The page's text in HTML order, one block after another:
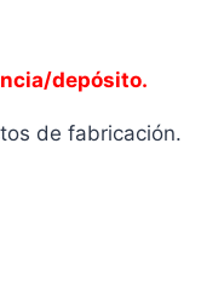
depósito.
de fabricación.